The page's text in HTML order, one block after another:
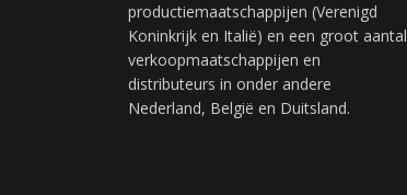
productiemaatschappijen (Verenigd
Koninkrijk en Italië) en een groot aantal
verkoopmaatschappijen en
distributeurs in onder andere
Nederland, België en Duitsland.